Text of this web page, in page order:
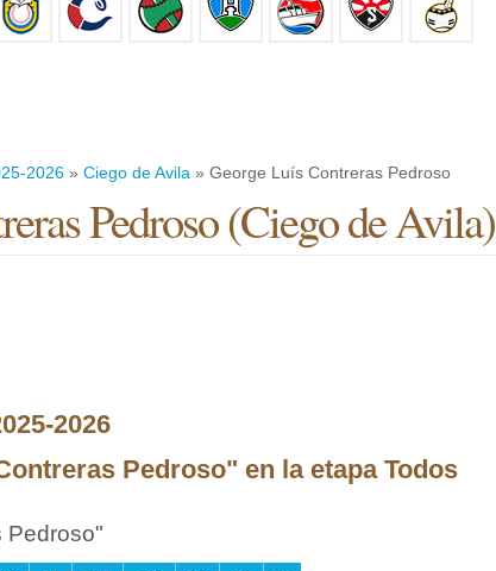
2026 » Ciego de Avila » George Luís Contreras Pedroso
Pedroso(Ciego de Avila)
2026
Pedroso" en la etapa Todos
Pedroso"